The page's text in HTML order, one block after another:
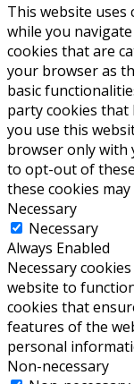
This website uses
while you
cookies that are
your browser as
basic
party cookies that
you use this
browser only with
to opt-out of
these cookies
Necessary
Necessary
Always Enabled
Necessary
website to
cookies that
features of the
personal
Non-necessary